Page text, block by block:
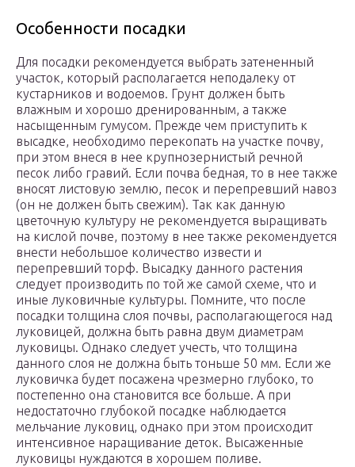
Особенности посадки
Для посадки рекомендуется выбрать затененный
участок, который располагается неподалеку от
кустарников и водоемов. Грунт должен быть
влажным и хорошо дренированным, а также
насыщенным гумусом. Прежде чем приступить к
высадке, необходимо перекопать на участке почву,
при этом внеся в нее крупнозернистый речной
песок либо гравий. Если почва бедная, то в нее также
вносят листовую землю, песок и перепревший навоз
(он не должен быть свежим). Так как данную
цветочную культуру не рекомендуется выращивать
на кислой почве, поэтому в нее также рекомендуется
внести небольшое количество извести и
перепревший торф. Высадку данного растения
следует производить по той же самой схеме, что и
иные луковичные культуры. Помните, что после
посадки толщина слоя почвы, располагающегося над
луковицей, должна быть равна двум диаметрам
луковицы. Однако следует учесть, что толщина
данного слоя не должна быть тоньше 50 мм. Если же
луковичка будет посажена чрезмерно глубоко, то
постепенно она становится все больше. А при
недостаточно глубокой посадке наблюдается
мельчание луковиц, однако при этом происходит
интенсивное наращивание деток. Высаженные
луковицы нуждаются в хорошем поливе.